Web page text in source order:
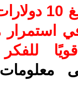
ساهم/ي معنا!
استمرار
للفكر